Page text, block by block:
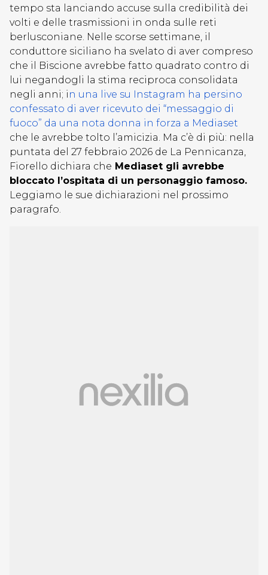
tempo sta lanciando accuse sulla credibilità dei
volti e delle trasmissioni in onda sulle reti
berlusconiane. Nelle scorse settimane, il
conduttore siciliano ha svelato di aver compreso
che il Biscione avrebbe fatto quadrato contro di
lui negandogli la stima reciproca consolidata
negli anni; i n una live su Instagram ha persino
confessato di aver ricevuto dei “messaggio di
fuoco” da una nota donna in forza a Mediaset
che le avrebbe tolto l’amicizia. Ma c’è di più: nella
puntata del 27 febbraio 2026 de La Pennicanza,
Fiorello dichiara che Mediaset gli avrebbe
bloccato l’ospitata di un personaggio famoso.
Leggiamo le sue dichiarazioni nel prossimo
paragrafo.